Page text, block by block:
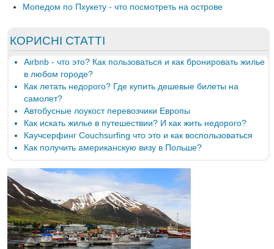
Мопедом по Пхукету - что посмотреть на острове
КОРИСНІ СТАТТІ
Airbnb - что это? Как пользоваться и как бронировать жилье
в любом городе?
Как летать недорого? Где купить дешевые билеты на
самолет?
Автобусные лоукост перевозчики Европы
Как искать жилье в путешествии? И как жить недорого?
Каучсерфинг Couchsurfing что это и как воспользоваться
Как получить американскую визу в Польше?